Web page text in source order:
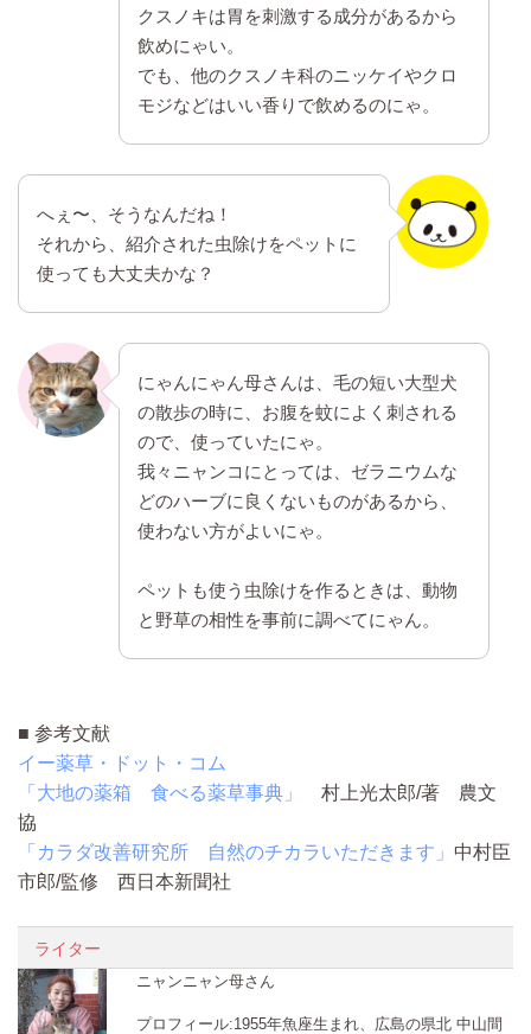
クスノキは胃を刺激する成分があるから
飲めにゃい。
でも、他のクスノキ科のニッケイやクロ
モジなどはいい香りで飲めるのにゃ。
へぇ〜、そうなんだね！
それから、紹介された虫除けをペットに
使っても大丈夫かな？
にゃんにゃん母さんは、毛の短い大型犬
の散歩の時に、お腹を蚊によく刺される
ので、使っていたにゃ。
我々ニャンコにとっては、ゼラニウムな
どのハーブに良くないものがあるから、
使わない方がよいにゃ。
ペットも使う虫除けを作るときは、動物
と野草の相性を事前に調べてにゃん。
■ 参考文献
イー薬草・ドット・コム
「大地の薬箱 食べる薬草事典」
村上光太郎/著 農文
協
「カラダ改善研究所 自然のチカラいただきます」 中村臣
市郎/監修 西日本新聞社
ライター
ニャンニャン母さん
プロフィール:1955年魚座生まれ、広島の県北 中山間